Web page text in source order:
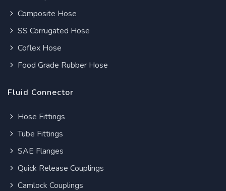
Composite Hose
SS Corrugated Hose
Coflex Hose
Food Grade Rubber Hose
Fluid Connector
Hose Fittings
Tube Fittings
SAE Flanges
Quick Release Couplings
Camlock Couplings